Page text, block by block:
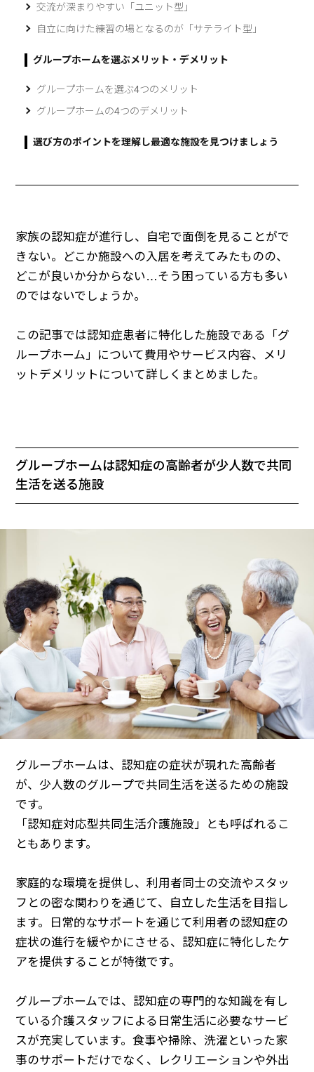
交流が深まりやすい「ユニット型」
自立に向けた練習の場となるのが「サテライト型」
グループホームを選ぶメリット・デメリット
グループホームを選ぶ4つのメリット
グループホームの4つのデメリット
選び方のポイントを理解し最適な施設を見つけましょう
家族の認知症が進行し、自宅で面倒を見ることがで
きない。どこか施設への入居を考えてみたものの、
どこが良いか分からない…そう困っている方も多い
のではないでしょうか。
この記事では認知症患者に特化した施設である「グ
ループホーム」について費用やサービス内容、メリ
ットデメリットについて詳しくまとめました。
グループホームは認知症の高齢者が少人数で共同
生活を送る施設
グループホームは、認知症の症状が現れた高齢者
が、少人数のグループで共同生活を送るための施設
です。
「認知症対応型共同生活介護施設」とも呼ばれるこ
ともあります。
家庭的な環境を提供し、利用者同士の交流やスタッ
フとの密な関わりを通じて、自立した生活を目指し
ます。日常的なサポートを通じて利用者の認知症の
症状の進行を緩やかにさせる、認知症に特化したケ
アを提供することが特徴です。
グループホームでは、認知症の専門的な知識を有し
ている介護スタッフによる日常生活に必要なサービ
スが充実しています。食事や掃除、洗濯といった家
事のサポートだけでなく、レクリエーションや外出